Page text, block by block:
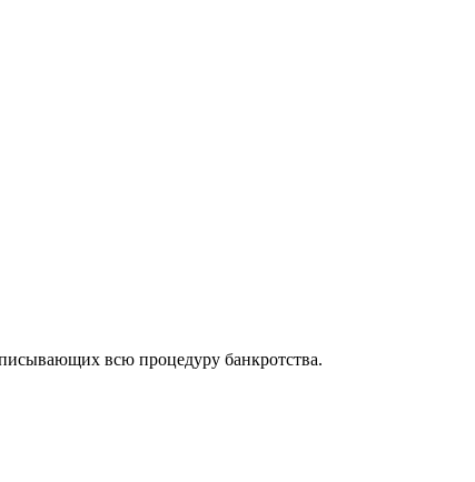
всю процедуру банкротства.